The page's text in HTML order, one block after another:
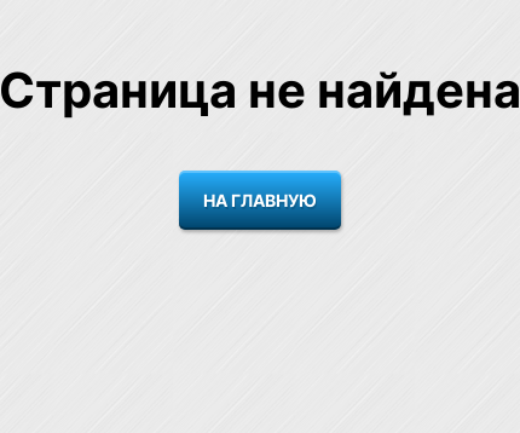
Страница не найдена
НА ГЛАВНУЮ